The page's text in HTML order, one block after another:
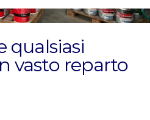
qualsiasi
vasto reparto